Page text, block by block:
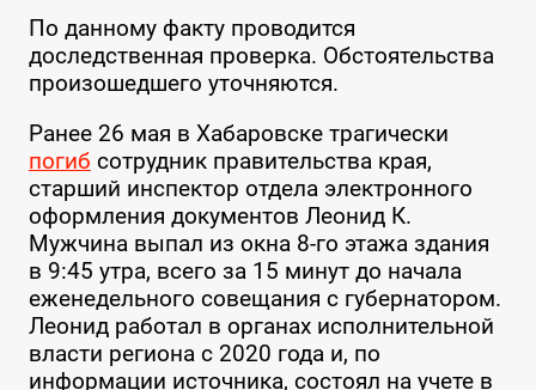
По данному факту проводится
доследственная проверка. Обстоятельства
произошедшего уточняются.
Ранее 26 мая в Хабаровске трагически
погиб сотрудник правительства края,
старший инспектор отдела электронного
оформления документов Леонид К.
Мужчина выпал из окна 8-го этажа здания
в 9:45 утра, всего за 15 минут до начала
еженедельного совещания с губернатором.
Леонид работал в органах исполнительной
власти региона с 2020 года и, по
информации источника, состоял на учете в